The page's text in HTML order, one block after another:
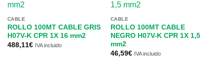
CABLE
ROLLO 100MT CABLE GRIS
H07V-K CPR 1X 16 mm2
488,11€ IVA incluido
CABLE
ROLLO 100MT CABLE
NEGRO H07V-K CPR 1X 1,5
mm2
46,59€ IVA incluido